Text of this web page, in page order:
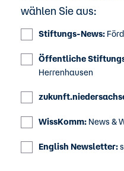
wählen Sie aus:
Stiftungs-News:
Öffentliche
Herrenhausen
WissKomm: News &
English Newsletter: